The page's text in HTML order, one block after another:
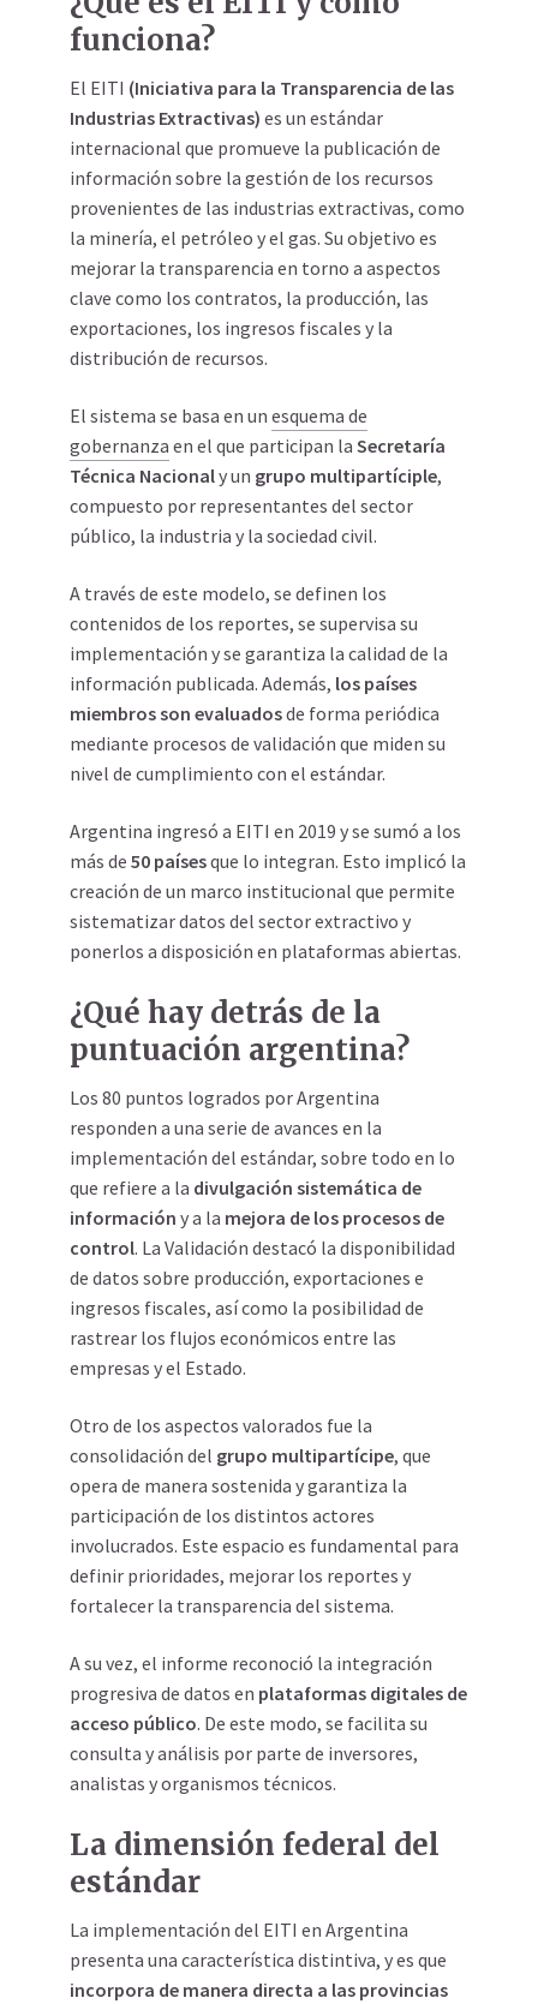
funciona?
El EITI (Iniciativa para la Transparencia de las
Industrias Extractivas) es un estándar
internacional que promueve la publicación de
información sobre la gestión de los recursos
provenientes de las industrias extractivas, como
la minería, el petróleo y el gas. Su objetivo es
mejorar la transparencia en torno a aspectos
clave como los contratos, la producción, las
exportaciones, los ingresos fiscales y la
distribución de recursos.
El sistema se basa en un esquema de
gobernanza en el que participan la Secretaría
Técnica Nacionaly un grupo multipartíciple,
compuesto por representantes del sector
público, la industria y la sociedad civil.
A través de este modelo, se definen los
contenidos de los reportes, se supervisa su
implementación y se garantiza la calidad de la
información publicada. Además, los países
miembros son evaluadosde forma periódica
mediante procesos de validación que miden su
nivel de cumplimiento con el estándar.
Argentina ingresó a EITI en 2019 y se sumó a los
más de 50 paísesque lo integran. Esto implicó la
creación de un marco institucional que permite
sistematizar datos del sector extractivo y
ponerlos a disposición en plataformas abiertas.
¿Qué hay detrás de la
puntuación argentina?
Los 80 puntos logrados por Argentina
responden a una serie de avances en la
implementación del estándar, sobre todo en lo
que refiere a la divulgación sistemática de
información y a la mejora de los procesos de
control. La Validación destacó la disponibilidad
de datos sobre producción, exportaciones e
ingresos fiscales, así como la posibilidad de
rastrear los flujos económicos entre las
empresas y el Estado.
Otro de los aspectos valorados fue la
consolidación del grupo multipartícipe, que
opera de manera sostenida y garantiza la
participación de los distintos actores
involucrados. Este espacio es fundamental para
definir prioridades, mejorar los reportes y
fortalecer la transparencia del sistema.
A su vez, el informe reconoció la integración
progresiva de datos en plataformas digitales de
acceso público. De este modo, se facilita su
consulta y análisis por parte de inversores,
analistas y organismos técnicos.
La dimensión federal del
estándar
La implementación del EITI en Argentina
presenta una característica distintiva, y es que
incorpora de manera directa a las provincias